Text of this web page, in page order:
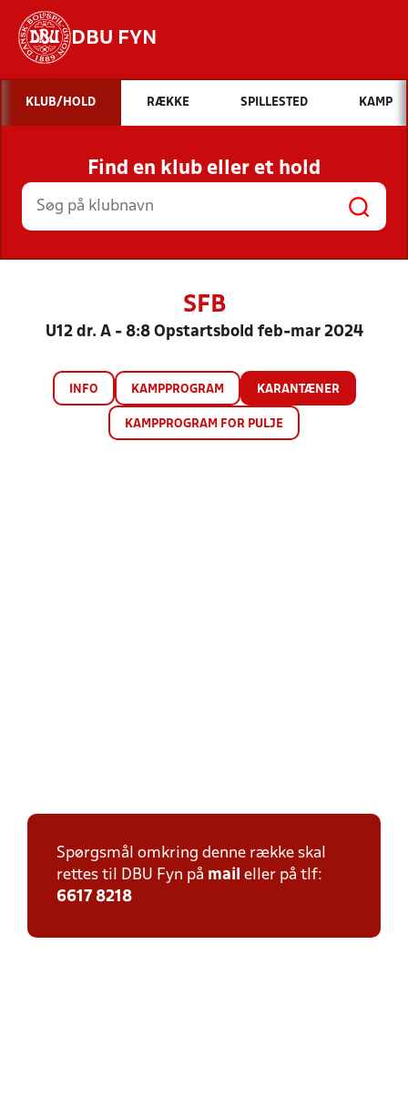
DBU FYN
Hvad vil du søge efter?
INDHOLD OG NYHEDER
STILLINGER, RESULTATER, KLUBBER OG
HOLD
KLUB/HOLD RÆKKE SPILLESTED KAMP
Find en klub eller et hold
SFB
U12 dr. A - 8:8 Opstartsbold feb-mar 2024
INFO KAMPPROGRAM KARANTÆNER
KAMPPROGRAM FOR PULJE
Spørgsmål omkring denne række skal
rettes til DBU Fyn på mail eller på tlf:
6617 8218